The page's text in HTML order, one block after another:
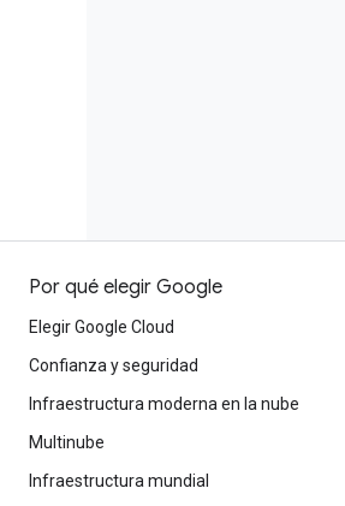
Por qué elegir Google
Elegir Google Cloud
Confianza y seguridad
Infraestructura moderna en la nube
Multinube
Infraestructura mundial